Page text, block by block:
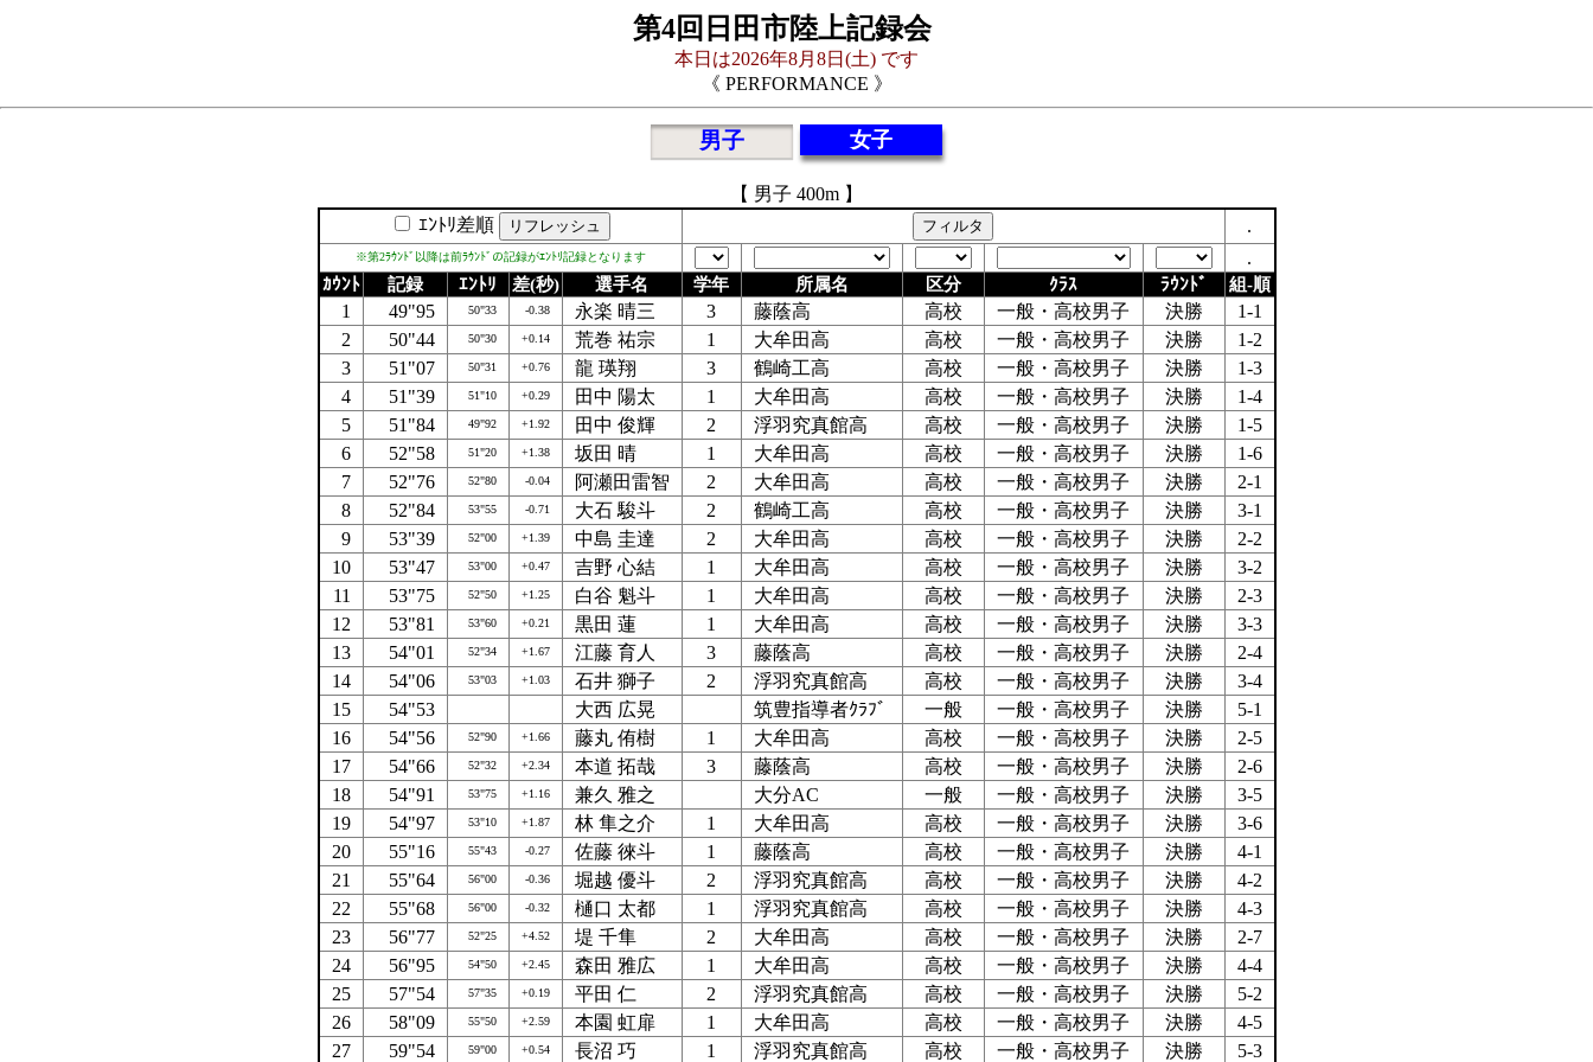
第4回日田市陸上記録会
本日は2026年8月8日(土) です
《 PERFORMANCE 》
男子 女子
【 男子 400m 】
ｴﾝﾄﾘ差順
.
※第2ﾗｳﾝﾄﾞ以降は前ﾗｳﾝﾄﾞの記録がｴﾝﾄﾘ記録となります .
ｶｳﾝﾄ 記録 ｴﾝﾄﾘ 差(秒) 選手名 学年 所属名 区分 ｸﾗｽ ﾗｳﾝﾄﾞ 組-順
1 49"95 50"33 -0.38 永楽 晴三 3 藤蔭高 高校 一般・高校男子 決勝
1-1
2
50"44 50"30 +0.14 荒巻 祐宗 1 大牟田高 高校 一般・高校男子 決勝
1-2
3
51"07 50"31 +0.76 龍 瑛翔 3 鶴崎工高 高校 一般・高校男子 決勝
1-3
4
51"39 51"10 +0.29 田中 陽太 1 大牟田高 高校 一般・高校男子 決勝
1-4
5
51"84 49"92 +1.92 田中 俊輝 2 浮羽究真館高 高校 一般・高校男子 決勝
1-5
6
52"58 51"20 +1.38 坂田 晴 1 大牟田高 高校 一般・高校男子 決勝
1-6
7
52"76 52"80 -0.04 阿瀬田雷智 2 大牟田高 高校 一般・高校男子 決勝
2-1
8
52"84 53"55 -0.71 大石 駿斗 2 鶴崎工高 高校 一般・高校男子 決勝
3-1
9
53"39 52"00 +1.39 中島 圭達 2 大牟田高 高校 一般・高校男子 決勝
2-2
10
53"47 53"00 +0.47 吉野 心結 1 大牟田高 高校 一般・高校男子 決勝
3-2
11
53"75 52"50 +1.25 白谷 魁斗 1 大牟田高 高校 一般・高校男子 決勝
2-3
12
53"81 53"60 +0.21 黒田 蓮 1 大牟田高 高校 一般・高校男子 決勝
3-3
13
54"01 52"34 +1.67 江藤 育人 3 藤蔭高 高校 一般・高校男子 決勝
2-4
14
54"06 53"03 +1.03 石井 獅子 2 浮羽究真館高 高校 一般・高校男子 決勝
3-4
15
54"53 大西 広晃 筑豊指導者ｸﾗﾌﾞ 一般 一般・高校男子 決勝
5-1
16
54"56 52"90 +1.66 藤丸 侑樹 1 大牟田高 高校 一般・高校男子 決勝
2-5
17
54"66 52"32 +2.34 本道 拓哉 3 藤蔭高 高校 一般・高校男子 決勝
2-6
18
54"91 53"75 +1.16 兼久 雅之 大分AC 一般 一般・高校男子 決勝
3-5
19
54"97 53"10 +1.87 林 隼之介 1 大牟田高 高校 一般・高校男子 決勝
3-6
20
55"16 55"43 -0.27 佐藤 徠斗 1 藤蔭高 高校 一般・高校男子 決勝
4-1
21
55"64 56"00 -0.36 堀越 優斗 2 浮羽究真館高 高校 一般・高校男子 決勝
4-2
22
55"68 56"00 -0.32 樋口 太都 1 浮羽究真館高 高校 一般・高校男子 決勝
4-3
23
56"77 52"25 +4.52 堤 千隼 2 大牟田高 高校 一般・高校男子 決勝
2-7
24
56"95 54"50 +2.45 森田 雅広 1 大牟田高 高校 一般・高校男子 決勝
4-4
25
57"54 57"35 +0.19 平田 仁 2 浮羽究真館高 高校 一般・高校男子 決勝
5-2
26
58"09 55"50 +2.59 本園 虹扉 1 大牟田高 高校 一般・高校男子 決勝
4-5
27
59"54 59"00 +0.54 長沼 巧 1 浮羽究真館高 高校 一般・高校男子 決勝 5-3